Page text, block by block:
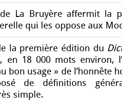
de La Bruyère affermit la
qui les oppose aux
la première édition du
en 18 000 mots environ,
bon usage » de l’honnête
de définitions
simple.